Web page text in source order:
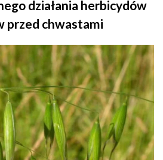
działania herbicydów
przed chwastami